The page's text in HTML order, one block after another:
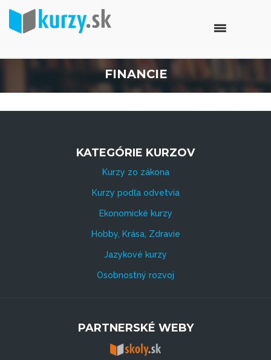
FINANCIE
KATEGÓRIE KURZOV
Kurzy zo zákona
Kurzy podľa odvetvia
Ekonomické kurzy
Hobby, Krása, Zdravie
Jazykové kurzy
Osobnostný rozvoj
PARTNERSKÉ WEBY